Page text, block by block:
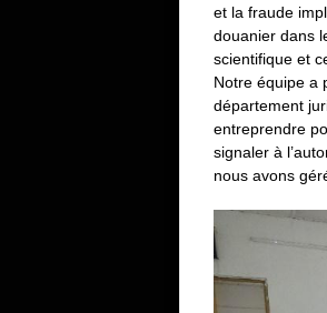
et la fraude
douanier dans
scientifique et
Notre équipe a
département
entreprendre
signaler à
nous avons